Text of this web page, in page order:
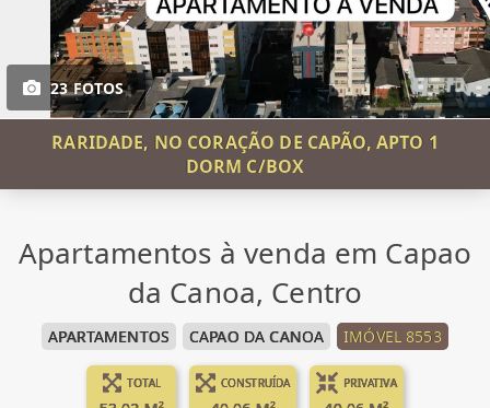
23 FOTOS
RARIDADE, NO CORAÇÃO DE CAPÃO, APTO 1
DORM C/BOX
Apartamentos à venda em Capao
da Canoa, Centro
APARTAMENTOS CAPAO DA CANOA IMÓVEL 8553
TOTAL CONSTRUÍDA PRIVATIVA